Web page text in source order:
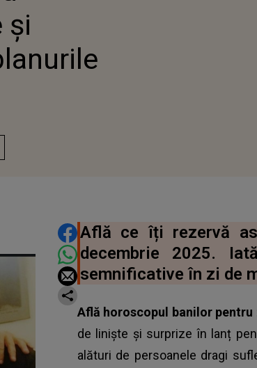
și
DISTRIBUIE ARTICOLUL
Află ce îți rezervă
decembrie 2025.
semnificative în zi de
Află horoscopul banilor pentru
de liniște și surprize în lanț
alături de persoanele dragi